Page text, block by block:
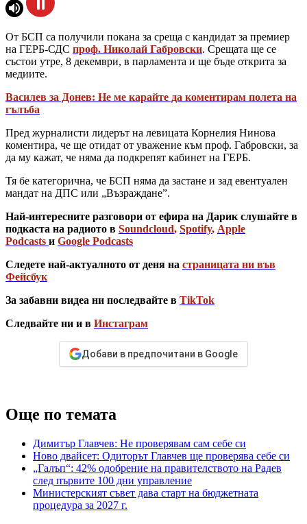
От БСП са получили покана за среща с кандидат за премиер
на ГЕРБ-СДС проф. Николай Габровски. Срещата ще се
състои утре, 8 декември, в парламента и ще бъде открита за
медиите.
Василев за Донев: Не ме карайте да коментирам полета на
гълъба
Пред журналисти лидерът на левицата Корнелия Нинова
коментира, че ще отидат от уважение към проф. Габровски, за
да му кажат, че няма да подкрепят кабинет на ГЕРБ.
Тя бе категорична, че БСП няма да застане и зад евентуален
мандат на ДПС или „Възраждане”.
Най-интересните разговори от ефира на Дарик слушайте в
подкаста на радиото в Soundcloud, Spotify, Apple
Podcasts и Google Podcasts
Следете най-актуалното от деня на страницата ни във
Фейсбук
За забавни видеа ни последвайте в TikTok
Следвайте ни и в Инстаграм
Добави в предпочитани в Google
Още по темата
Димитър Главчев: Не проверявам сам себе си
Ново двайсет: Одиторът Главчев ще проверява себе си
„Галъп“: 42% одобрение на правителството на Радев
след първите 100 дни управление
Министерският съвет дава старт на бюджетната
процедура за 2027 г.